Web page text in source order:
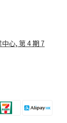
心, 第 4 期 7